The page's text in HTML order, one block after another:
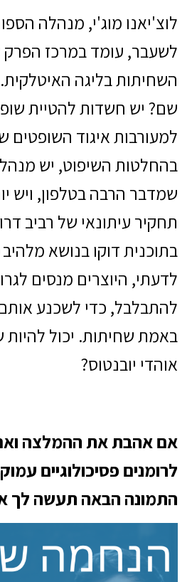
לוצ'יאנו מוג'י, מנהלה
לשעבר, עומד במרכז הפרק
השחיתות בליגה
שם? יש חשדות להטיית
למעורבות איגוד השופטים
בהחלטות השיפוט, יש מנהל
שמדבר הרבה בטלפון, ויש
תחקיר עיתונאי של רביב
בתוכנית דוקו בנושא
לדעתי, היוצרים מנסים
להתבלבל, כדי לשכנע
באמת שחיתות. יכול להיות
אוהדי יובנטוס?
אם אהבת את ההמלצה
לרומנים פסיכולוגיים
התמונה הבאה תעשה לך